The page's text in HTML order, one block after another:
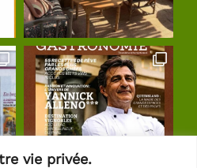
vie privée.